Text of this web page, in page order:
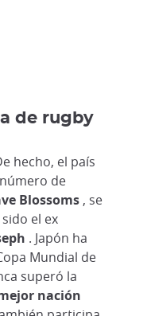
de rugby
hecho, el país
de
Blossoms, se
el ex
. Japón ha
Mundial de
superó la
nación